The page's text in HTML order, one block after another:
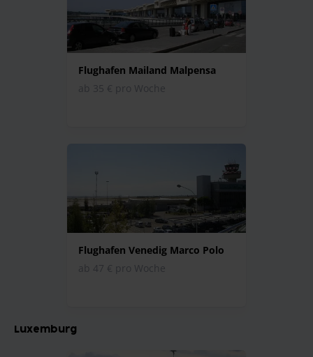
Flughafen Mailand Malpensa
ab 35 € pro Woche
Flughafen Venedig Marco Polo
ab 47 € pro Woche
Luxemburg